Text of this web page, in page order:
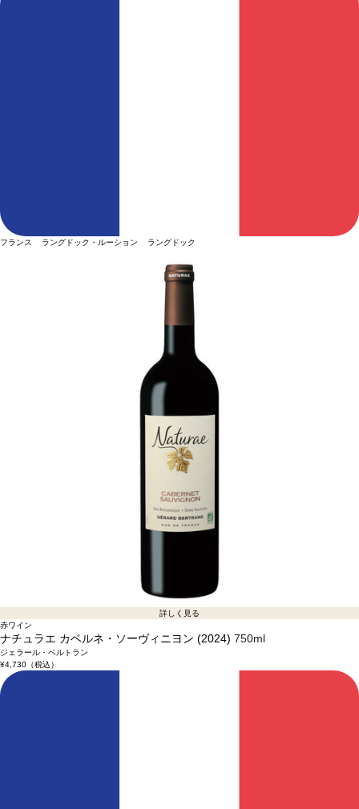
フランス ラングドック・ルーション ラングドック
詳しく見る
赤ワイン
ナチュラエ カベルネ・ソーヴィニヨン (2024) 750ml
ジェラール・ベルトラン
¥4,730（税込）